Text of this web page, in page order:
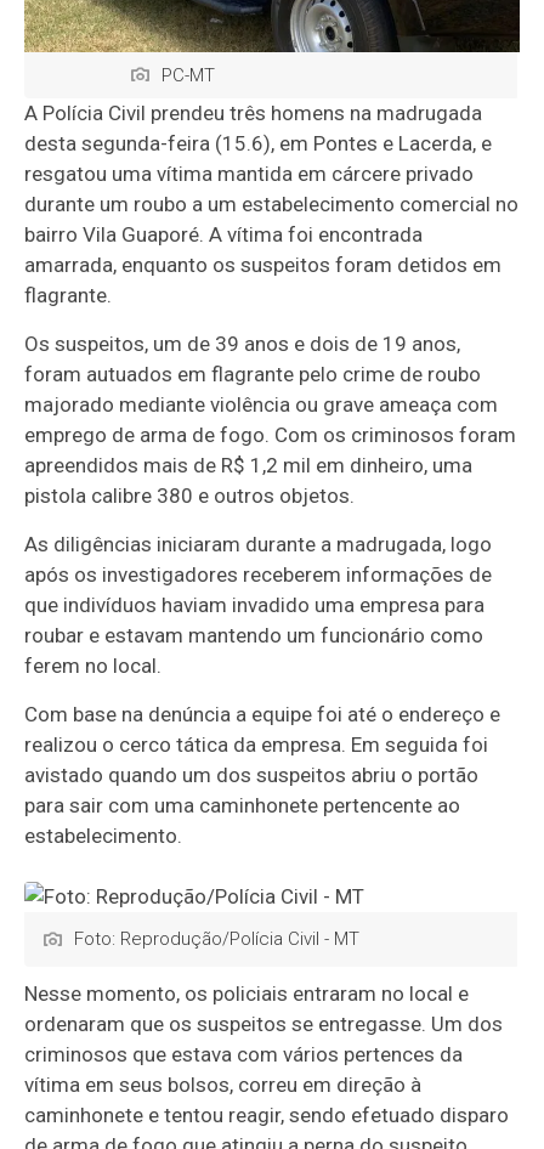
PC-MT
A Polícia Civil prendeu três homens na madrugada
desta segunda-feira (15.6), em Pontes e Lacerda, e
resgatou uma vítima mantida em cárcere privado
durante um roubo a um estabelecimento comercial no
bairro Vila Guaporé. A vítima foi encontrada
amarrada, enquanto os suspeitos foram detidos em
flagrante.
Os suspeitos, um de 39 anos e dois de 19 anos,
foram autuados em flagrante pelo crime de roubo
majorado mediante violência ou grave ameaça com
emprego de arma de fogo. Com os criminosos foram
apreendidos mais de R$ 1,2 mil em dinheiro, uma
pistola calibre 380 e outros objetos.
As diligências iniciaram durante a madrugada, logo
após os investigadores receberem informações de
que indivíduos haviam invadido uma empresa para
roubar e estavam mantendo um funcionário como
ferem no local.
Com base na denúncia a equipe foi até o endereço e
realizou o cerco tática da empresa. Em seguida foi
avistado quando um dos suspeitos abriu o portão
para sair com uma caminhonete pertencente ao
estabelecimento.
Foto: Reprodução/Polícia Civil - MT
Nesse momento, os policiais entraram no local e
ordenaram que os suspeitos se entregasse. Um dos
criminosos que estava com vários pertences da
vítima em seus bolsos, correu em direção à
caminhonete e tentou reagir, sendo efetuado disparo